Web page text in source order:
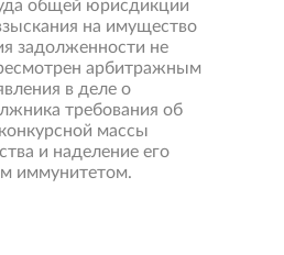
общей юрисдикции
на имущество
задолженности не
арбитражным
в деле о
требования об
массы
и наделение его
иммунитетом.